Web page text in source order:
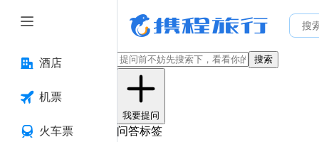
酒店
机票
火车票
搜索
我要提问
问答标签